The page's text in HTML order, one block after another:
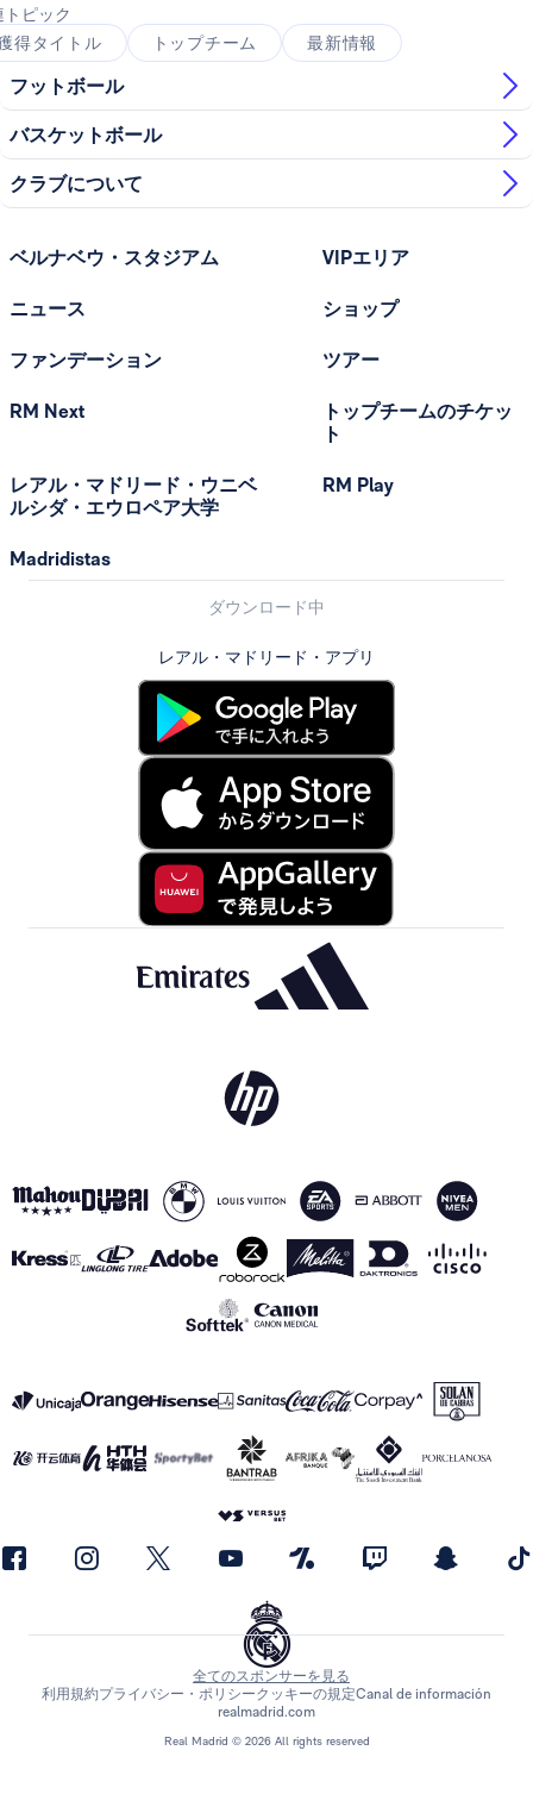
トピック
得タイトル
トップチーム 最新情報
フットボール
バスケットボール
クラブについて
ベルナベウ・スタジアム
ニュース
ファンデーション
RM Next
レアル・マドリード・ウニベ
ルシダ・エウロペア大学
Madridistas
VIPエリア
ショップ
ツアー
トップチームのチケッ
ト
RM Play
ダウンロード中
レアル・マドリード・アプリ
Real Madrid © 2026 All rights reserved
全てのスポンサーを見る
利用規約プライバシー・ポリシークッキーの規定Canal de información
realmadrid.com